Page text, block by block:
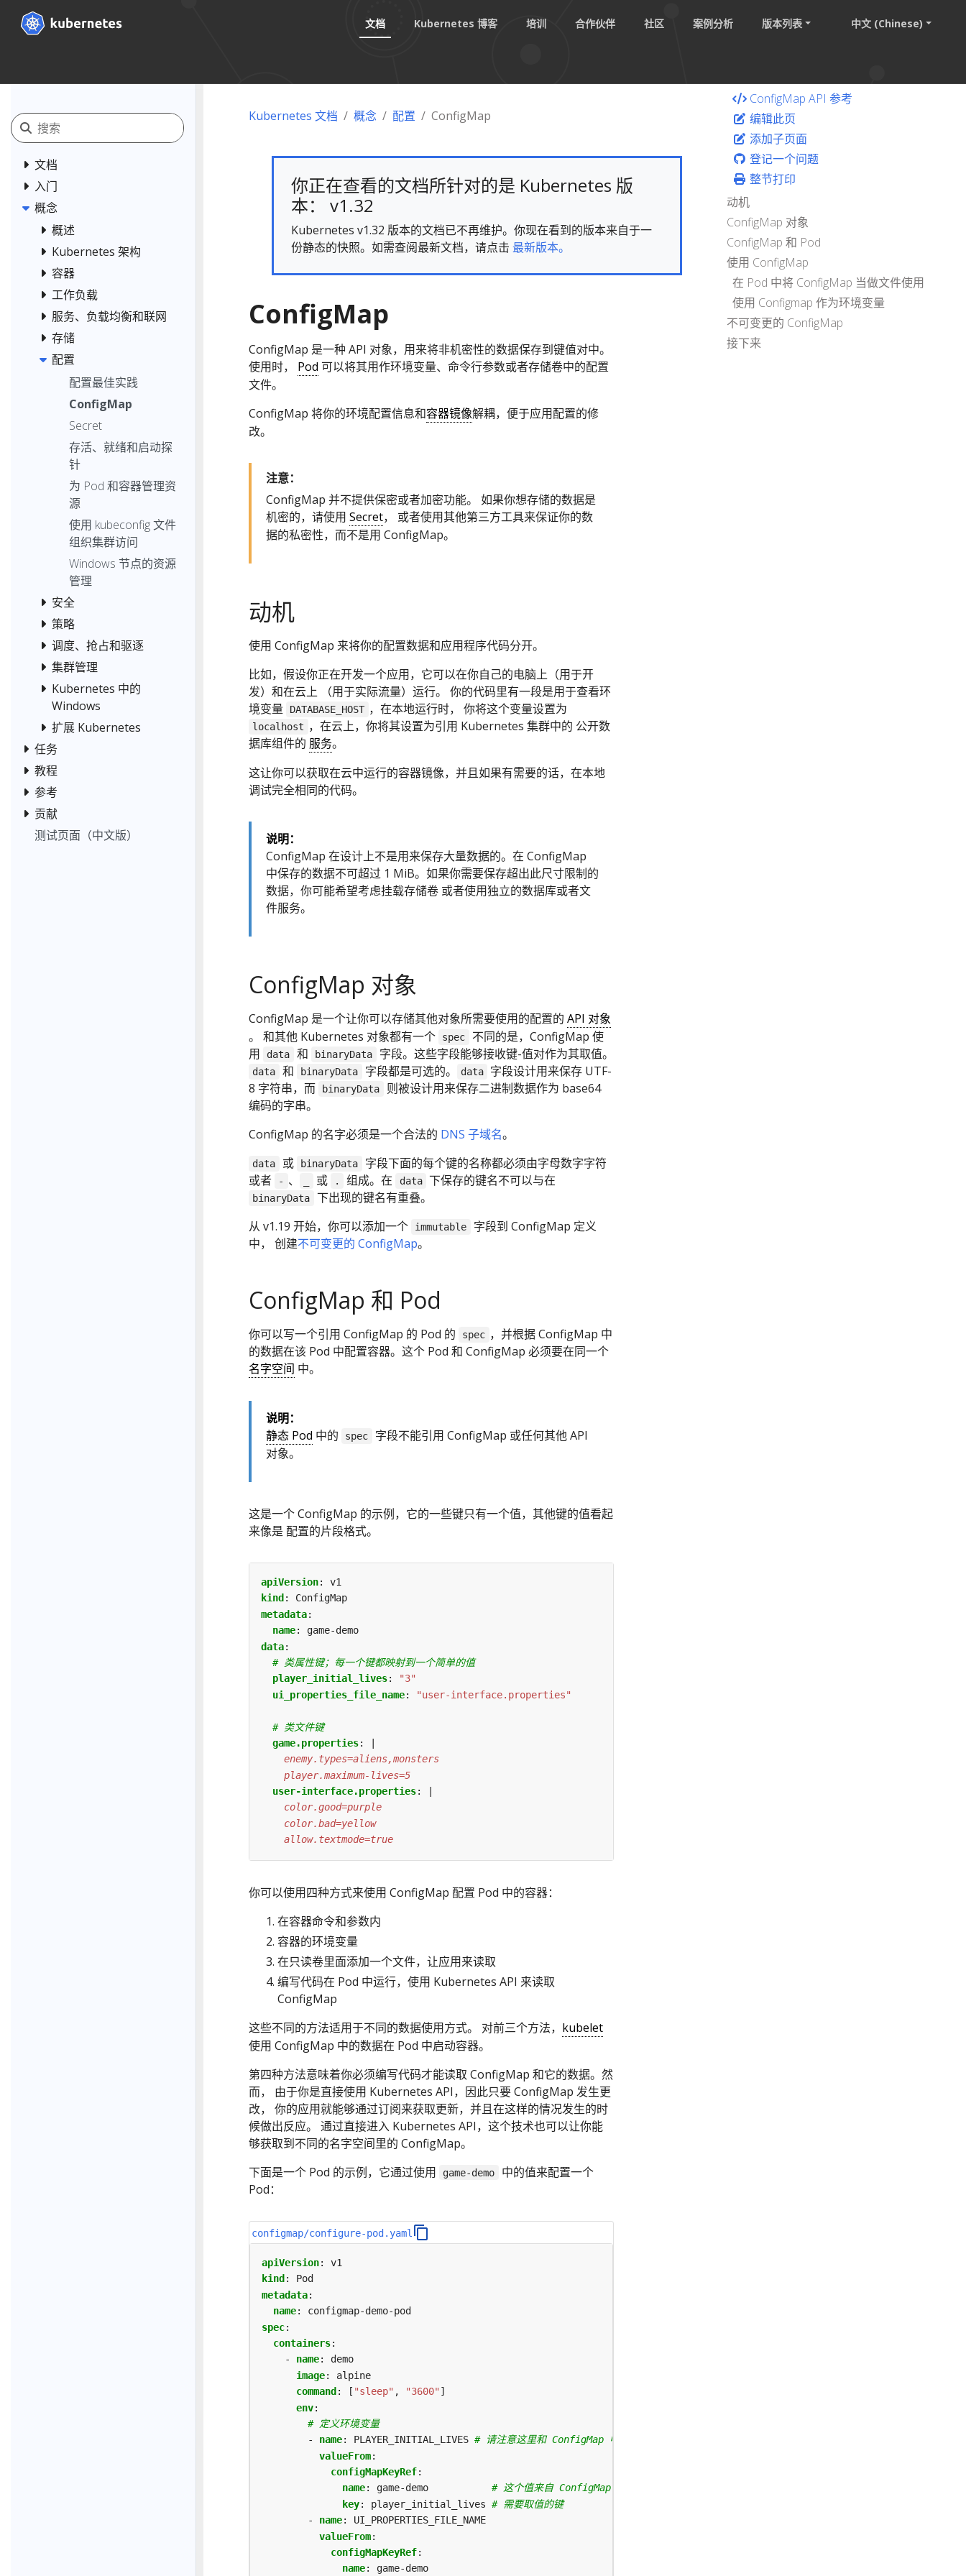
文档 Kubernetes 博客 培训 合作伙伴 社区 案例分析 版本列表 中文 (Chinese)
文档
入门
概念
概述
Kubernetes 架构
容器
工作负载
服务、负载均衡和联网
存储
配置
配置最佳实践
ConfigMap
Secret
存活、就绪和启动探
针
为 Pod 和容器管理资
源
使用 kubeconfig 文件
组织集群访问
Windows 节点的资源
管理
安全
策略
调度、抢占和驱逐
集群管理
Kubernetes 中的
Windows
扩展 Kubernetes
任务
教程
参考
贡献
测试页面（中文版）
Kubernetes 文档 概念 配置 ConfigMap
你正在查看的文档所针对的是 Kubernetes 版
本： v1.32
Kubernetes v1.32 版本的文档已不再维护。你现在看到的版本来自于一
份静态的快照。如需查阅最新文档，请点击 最新版本。
ConfigMap
ConfigMap 是一种 API 对象，用来将非机密性的数据保存到键值对中。
使用时， Pod 可以将其用作环境变量、命令行参数或者存储卷中的配置
文件。
ConfigMap 将你的环境配置信息和容器镜像解耦，便于应用配置的修
改。
注意：
ConfigMap 并不提供保密或者加密功能。 如果你想存储的数据是
机密的，请使用 Secret， 或者使用其他第三方工具来保证你的数
据的私密性，而不是用 ConfigMap。
动机
使用 ConfigMap 来将你的配置数据和应用程序代码分开。
比如，假设你正在开发一个应用，它可以在你自己的电脑上（用于开
发）和在云上 （用于实际流量）运行。 你的代码里有一段是用于查看环
境变量
DATABASE_HOST ，在本地运行时， 你将这个变量设置为
localhost ，在云上，你将其设置为引用 Kubernetes 集群中的 公开数
据库组件的 服务。
这让你可以获取在云中运行的容器镜像，并且如果有需要的话，在本地
调试完全相同的代码。
说明：
ConfigMap 在设计上不是用来保存大量数据的。在 ConfigMap
中保存的数据不可超过 1 MiB。如果你需要保存超出此尺寸限制的
数据，你可能希望考虑挂载存储卷 或者使用独立的数据库或者文
件服务。
ConfigMap 对象
ConfigMap 是一个让你可以存储其他对象所需要使用的配置的 API 对象
。 和其他 Kubernetes 对象都有一个
spec
不同的是，ConfigMap 使
用
data 和 binaryData 字段。这些字段能够接收键-值对作为其取值。
data 和 binaryData 字段都是可选的。 data
字段设计用来保存 UTF-
8 字符串，而
binaryData
则被设计用来保存二进制数据作为 base64
编码的字串。
ConfigMap 的名字必须是一个合法的 DNS 子域名。
data 或 binaryData
字段下面的每个键的名称都必须由字母数字字符
或者
- 、 或 . 组成。在 data 下保存的键名不可以与在
binaryData
下出现的键名有重叠。
从 v1.19 开始，你可以添加一个
immutable
字段到 ConfigMap 定义
中， 创建不可变更的 ConfigMap。
ConfigMap 和 Pod
你可以写一个引用 ConfigMap 的 Pod 的 spec ，并根据 ConfigMap 中
的数据在该 Pod 中配置容器。这个 Pod 和 ConfigMap 必须要在同一个
名字空间 中。
说明：
静态 Pod 中的 spec
字段不能引用 ConfigMap 或任何其他 API
对象。
这是一个 ConfigMap 的示例，它的一些键只有一个值，其他键的值看起
来像是 配置的片段格式。
apiVersion:
v1
kind :
ConfigMap
metadata:
name:
game-demo
data:
# 类属性键；每一个键都映射到一个简单的值
player_initial_lives:
"3"
ui_properties_file_name: "user-interface.properties"
# 类文件键
game.properties:
    enemy.types=aliens,monsters
    player.maximum-lives=5
user-interface.properties:
    color.good=purple
    color.bad=yellow
    allow.textmode=true
你可以使用四种方式来使用 ConfigMap 配置 Pod 中的容器：
在容器命令和参数内
容器的环境变量
在只读卷里面添加一个文件，让应用来读取
编写代码在 Pod 中运行，使用 Kubernetes API 来读取
ConfigMap
这些不同的方法适用于不同的数据使用方式。 对前三个方法， kubelet
使用 ConfigMap 中的数据在 Pod 中启动容器。
第四种方法意味着你必须编写代码才能读取 ConfigMap 和它的数据。然
而， 由于你是直接使用 Kubernetes API，因此只要 ConfigMap 发生更
改， 你的应用就能够通过订阅来获取更新，并且在这样的情况发生的时
候做出反应。 通过直接进入 Kubernetes API，这个技术也可以让你能
够获取到不同的名字空间里的 ConfigMap。
下面是一个 Pod 的示例，它通过使用
game-demo
中的值来配置一个
Pod：
configmap/configure-pod.yaml
apiVersion:
v1
kind :
Pod
metadata:
name:
configmap-demo-pod
spec:
containers:
- name:
demo
image:
alpine
command : [ "sleep" , "3600" ]
env:
# 定义环境变量
- name: PLAYER_INITIAL_LIVES # 请注意这里和 ConfigMap 中的键名是不一样的
valueFrom:
configMapKeyRef:
name: game-demo
# 这个值来自 ConfigMap
key: player_initial_lives # 需要取值的键
- name:
UI_PROPERTIES_FILE_NAME
valueFrom:
configMapKeyRef:
name: game-demo
ConfigMap API 参考
编辑此页
添加子页面
登记一个问题
整节打印
动机
ConfigMap 对象
ConfigMap 和 Pod
使用 ConfigMap
在 Pod 中将 ConfigMap 当做文件使用
使用 Configmap 作为环境变量
不可变更的 ConfigMap
接下来